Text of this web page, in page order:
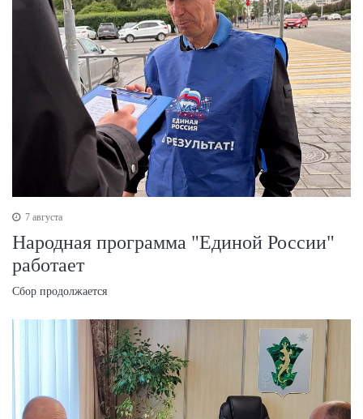
7 августа
Народная программа "Единой России"
работает
Сбор продолжается